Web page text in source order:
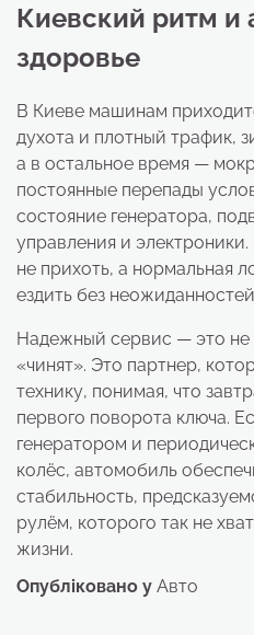
Киевский ритм и
здоровье
В Киеве машинам
духота и плотный трафик,
а в остальное время —
постоянные перепады
состояние генератора,
управления и
не прихоть, а нормальная
ездить без
Надежный сервис — это не
«чинят». Это партнер,
технику, понимая, что
первого поворота ключа.
генератором и
колёс, автомобиль
стабильность,
рулём, которого так не
жизни.
Опубліковано у Авто